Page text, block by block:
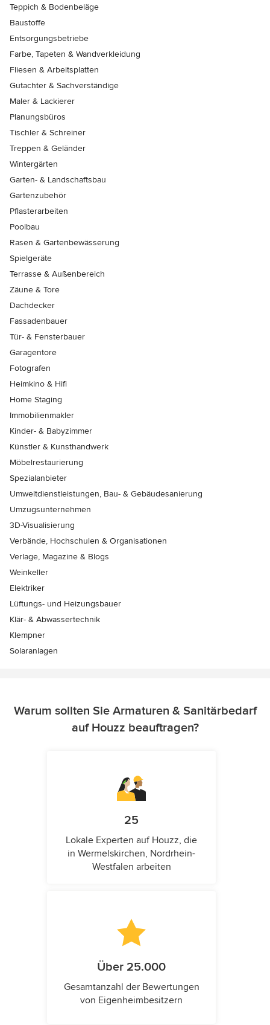
Teppich & Bodenbeläge
Baustoffe
Entsorgungsbetriebe
Farbe, Tapeten & Wandverkleidung
Fliesen & Arbeitsplatten
Gutachter & Sachverständige
Maler & Lackierer
Planungsbüros
Tischler & Schreiner
Treppen & Geländer
Wintergärten
Garten- & Landschaftsbau
Gartenzubehör
Pflasterarbeiten
Poolbau
Rasen & Gartenbewässerung
Spielgeräte
Terrasse & Außenbereich
Zäune & Tore
Dachdecker
Fassadenbauer
Tür- & Fensterbauer
Garagentore
Fotografen
Heimkino & Hifi
Home Staging
Immobilienmakler
Kinder- & Babyzimmer
Künstler & Kunsthandwerk
Möbelrestaurierung
Spezialanbieter
Umweltdienstleistungen, Bau- & Gebäudesanierung
Umzugsunternehmen
3D-Visualisierung
Verbände, Hochschulen & Organisationen
Verlage, Magazine & Blogs
Weinkeller
Elektriker
Lüftungs- und Heizungsbauer
Klär- & Abwassertechnik
Klempner
Solaranlagen
Warum sollten Sie Armaturen & Sanitärbedarf
auf Houzz beauftragen?
25
Lokale Experten auf Houzz, die
in Wermelskirchen, Nordrhein-
Westfalen arbeiten
Über 25.000
Gesamtanzahl der Bewertungen
von Eigenheimbesitzern